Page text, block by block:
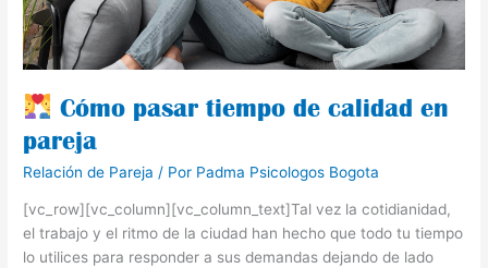
Cómo pasar tiempo de calidad en
pareja
Relación de Pareja / Por Padma Psicologos Bogota
[vc_row][vc_column][vc_column_text]Tal vez la cotidianidad,
el trabajo y el ritmo de la ciudad han hecho que todo tu tiempo
lo utilices para responder a sus demandas dejando de lado
pareja